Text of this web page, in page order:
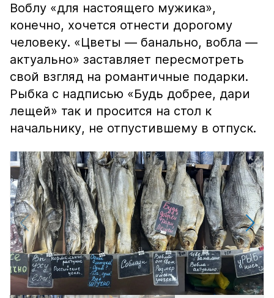
Воблу «для настоящего мужика»,
конечно, хочется отнести дорогому
человеку. «Цветы — банально, вобла —
актуально» заставляет пересмотреть
свой взгляд на романтичные подарки.
Рыбка с надписью «Будь добрее, дари
лещей» так и просится на стол к
начальнику, не отпустившему в отпуск.